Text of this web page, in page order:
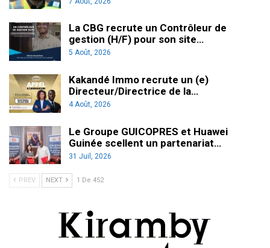
La CBG recrute un Contrôleur de
gestion (H/F) pour son site…
5 Août, 2026
Kakandé Immo recrute un (e)
Directeur/Directrice de la…
4 Août, 2026
Le Groupe GUICOPRES et Huawei
Guinée scellent un partenariat…
31 Juil, 2026
PREV NEXT 1 De 452